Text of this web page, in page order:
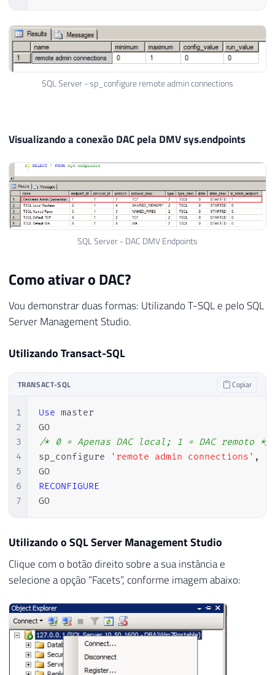
SQL Server - sp_configure remote admin connections
Visualizando a conexão DAC pela DMV sys.endpoints
SQL Server - DAC DMV Endpoints
Como ativar o DAC?
Vou demonstrar duas formas: Utilizando T-SQL e pelo SQL
Server Management Studio.
Utilizando Transact-SQL
TRANSACT-SQL Copiar
1
2
3
4
5
6
7
Use master
GO
/* 0 = Apenas DAC local; 1 = DAC remoto */
sp_configure
'remote admin connections' ,
GO
RECONFIGURE
GO
Utilizando o SQL Server Management Studio
Clique com o botão direito sobre a sua instância e
selecione a opção “Facets”, conforme imagem abaixo: